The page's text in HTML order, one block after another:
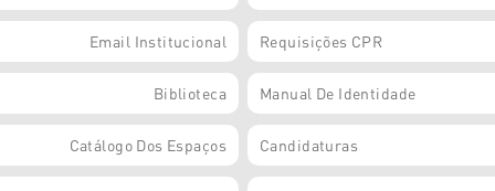
Email Institucional Requisições CPR
Biblioteca Manual De Identidade
Catálogo Dos Espaços Candidaturas